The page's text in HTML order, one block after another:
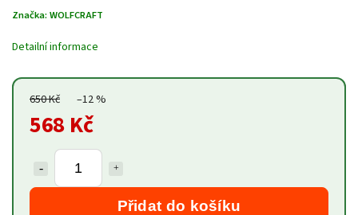
Značka: WOLFCRAFT
650 Kč –12 %
568 Kč
Přidat do košíku
Detailní informace